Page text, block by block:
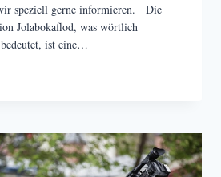
speziell gerne informieren. Die
Jolabokaflod, was wörtlich
ist eine…